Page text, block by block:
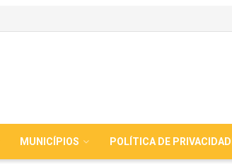
MUNICÍPIOS POLÍTICA DE